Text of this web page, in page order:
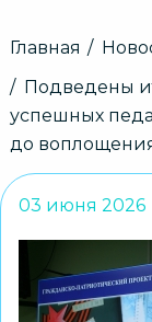
Строка
Главная
Подведены
успешных
до
03 июня 2026